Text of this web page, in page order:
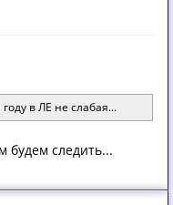
в ЛЕ не слабая...
будем следить...